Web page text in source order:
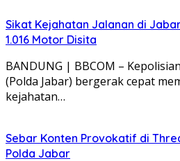
Sikat Kejahatan Jalanan di
1.016 Motor Disita
BANDUNG | BBCOM –
(Polda Jabar) bergerak cepat
kejahatan…
Sebar Konten Provokatif di
Polda Jabar